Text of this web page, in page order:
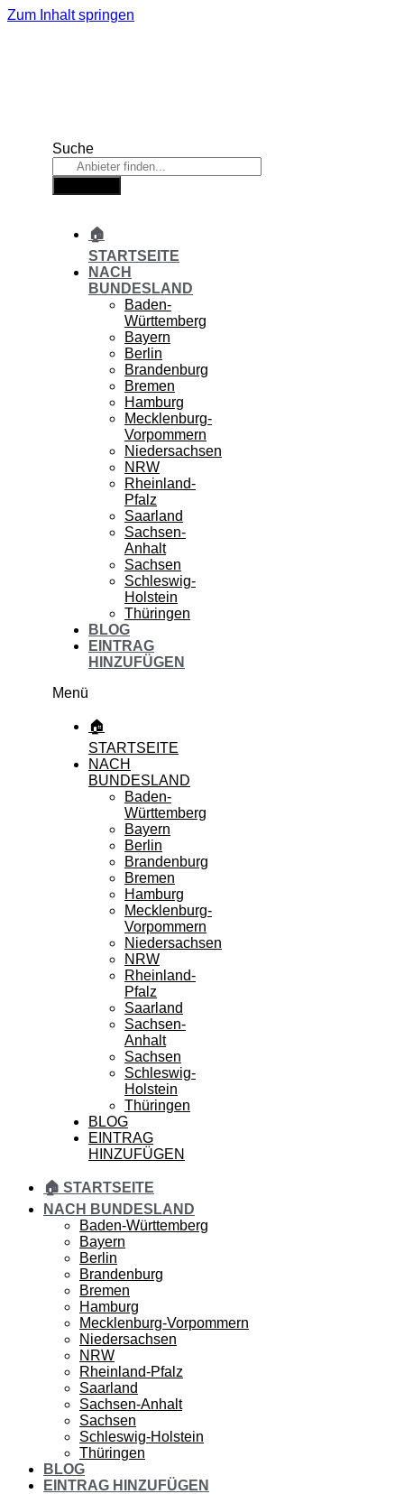
Zum Inhalt springen
Suche
🏠
STARTSEITE
NACH
BUNDESLAND
Baden-
Württemberg
Bayern
Berlin
Brandenburg
Bremen
Hamburg
Mecklenburg-
Vorpommern
Niedersachsen
NRW
Rheinland-
Pfalz
Saarland
Sachsen-
Anhalt
Sachsen
Schleswig-
Holstein
Thüringen
BLOG
EINTRAG
HINZUFÜGEN
Menü
🏠
STARTSEITE
NACH
BUNDESLAND
Baden-
Württemberg
Bayern
Berlin
Brandenburg
Bremen
Hamburg
Mecklenburg-
Vorpommern
Niedersachsen
NRW
Rheinland-
Pfalz
Saarland
Sachsen-
Anhalt
Sachsen
Schleswig-
Holstein
Thüringen
BLOG
EINTRAG
HINZUFÜGEN
🏠 STARTSEITE
NACH BUNDESLAND
Baden-Württemberg
Bayern
Berlin
Brandenburg
Bremen
Hamburg
Mecklenburg-Vorpommern
Niedersachsen
NRW
Rheinland-Pfalz
Saarland
Sachsen-Anhalt
Sachsen
Schleswig-Holstein
Thüringen
BLOG
EINTRAG HINZUFÜGEN